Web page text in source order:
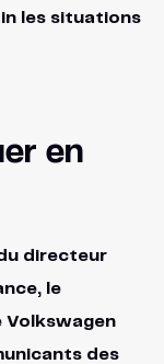
les situations
en
directeur
le
Volkswagen
des